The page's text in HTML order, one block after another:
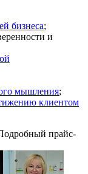
бизнеса;
и
мышления;
клиентом
прайс-